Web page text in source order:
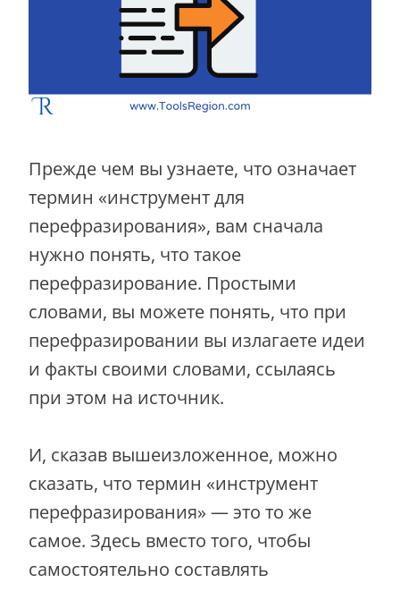
Прежде чем вы узнаете, что означает
термин «инструмент для
перефразирования», вам сначала
нужно понять, что такое
перефразирование. Простыми
словами, вы можете понять, что при
перефразировании вы излагаете идеи
и факты своими словами, ссылаясь
при этом на источник.
И, сказав вышеизложенное, можно
сказать, что термин «инструмент
перефразирования» — это то же
самое. Здесь вместо того, чтобы
самостоятельно составлять